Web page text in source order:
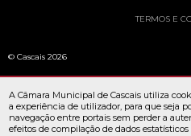
TERMOS E
© Cascais 2026
A Câmara Municipal de Cascais utiliza
a experiência de utilizador, para que seja
navegação entre portais sem perder a
efeitos de compilação de dados